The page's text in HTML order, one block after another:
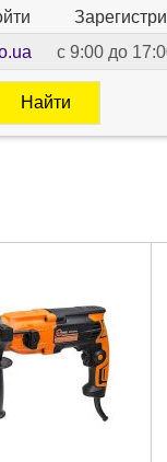
с 9:00 до
Найти